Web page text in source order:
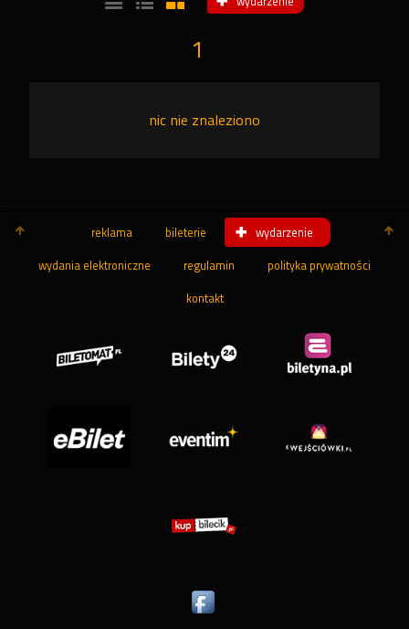
1
nic nie znaleziono
reklama bileterie wydarzenie
wydania elektroniczne regulamin polityka prywatności
kontakt